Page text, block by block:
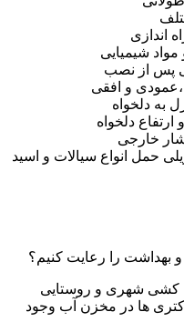
اندازی
مواد شیمیایی
پس از نصب
و افقی
به دلخواه
دلخواه
خارجی
حمل انواع سیالات و اسید
بهداشت را رعایت کنیم؟
کشی شهری و روستایی
ها در مخزن آب وجود